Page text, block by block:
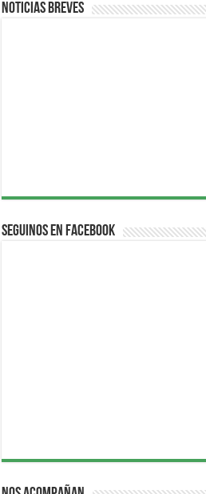
Noticias breves
Seguinos en Facebook